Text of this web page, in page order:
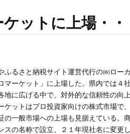
ットに上場・
るさと納税サイト運営代行の㈱ロー
ーケット」に上場した。県内では４社
に広げる中で、対外的な信頼性の向
ットはプロ投資家向けの株式市場で
一般市場への上場も見据えている。
の名称で設立、２１年現社名に変更